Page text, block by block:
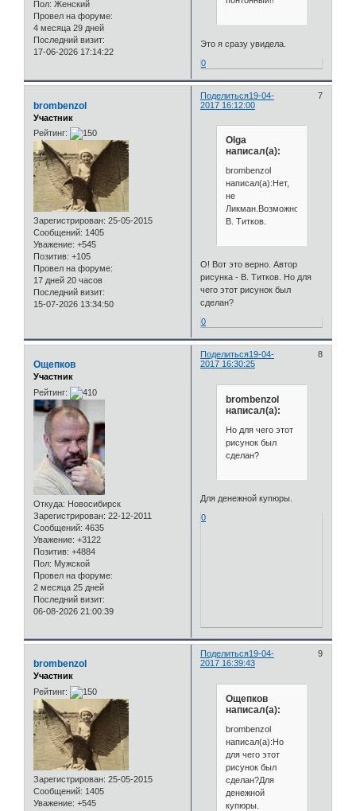
Пол: Женский
Провел на форуме:
4 месяца 29 дней
Последний визит:
17-06-2026 17:14:22
Это я сразу увидела.
0
Поделиться 7
19-04-
2017 16:12:00
brombenzol
Участник
Рейтинг:
Зарегистрирован: 25-05-2015
Сообщений: 1405
Уважение: +545
Позитив: +105
Провел на форуме:
17 дней 20 часов
Последний визит:
15-07-2026 13:34:50
Olga
написал(а):
brombenzol
написал(а):Нет,
не
Ликман.Возможно
В. Титков.
О! Вот это верно. Автор
рисунка - В. Титков. Но для
чего этот рисунок был
сделан?
0
Поделиться 8
19-04-
2017 16:30:25
Ощепков
Участник
Рейтинг:
Откуда: Новосибирск
Зарегистрирован: 22-12-2011
Сообщений: 4635
Уважение: +3122
Позитив: +4884
Пол: Мужской
Провел на форуме:
2 месяца 25 дней
Последний визит:
06-08-2026 21:00:39
brombenzol
написал(а):
Но для чего этот
рисунок был
сделан?
Для денежной купюры.
0
Поделиться 9
19-04-
2017 16:39:43
brombenzol
Участник
Рейтинг:
Зарегистрирован: 25-05-2015
Сообщений: 1405
Уважение: +545
Ощепков
написал(а):
brombenzol
написал(а):Но
для чего этот
рисунок был
сделан?Для
денежной
купюры.